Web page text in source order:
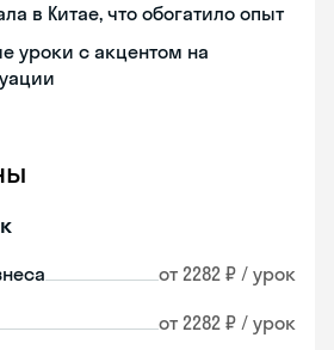
в Китае, что обогатило опыт
уроки с акцентом на
от 2282 ₽ / урок
от 2282 ₽ / урок